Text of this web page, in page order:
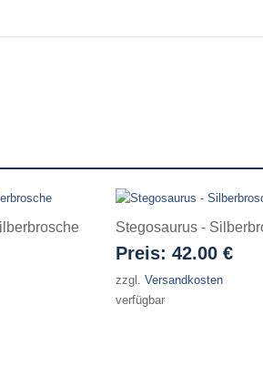
Stegosaurus -
Preis: 42.00 €
zzgl. Versandkosten
verfügbar